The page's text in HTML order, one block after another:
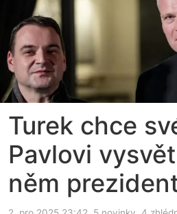
Turek chce
Pavlovi
něm